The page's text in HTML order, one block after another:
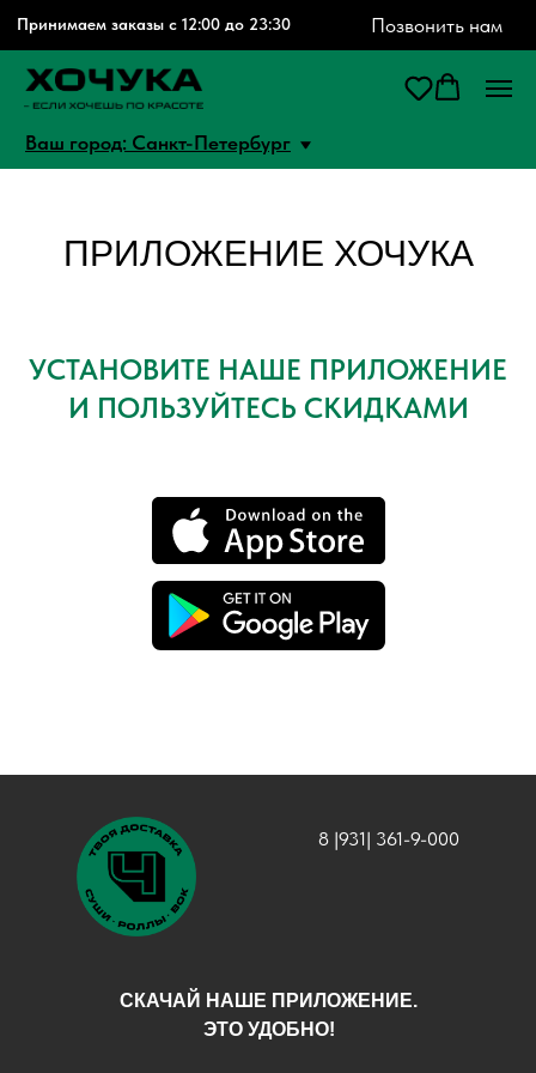
Принимаем заказы с 12:00 до 23:30 Позвонить нам
Ваш город: Санкт-Петербург
ПРИЛОЖЕНИЕ ХОЧУКА
УСТАНОВИТЕ НАШЕ ПРИЛОЖЕНИЕ
И ПОЛЬЗУЙТЕСЬ СКИДКАМИ
СКАЧАЙ НАШЕ ПРИЛОЖЕНИЕ.
ЭТО УДОБНО!
8 |931| 361-9-000